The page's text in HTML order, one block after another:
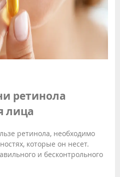
ретинола
лица
ретинола, необходимо
которые он несет.
и бесконтрольного